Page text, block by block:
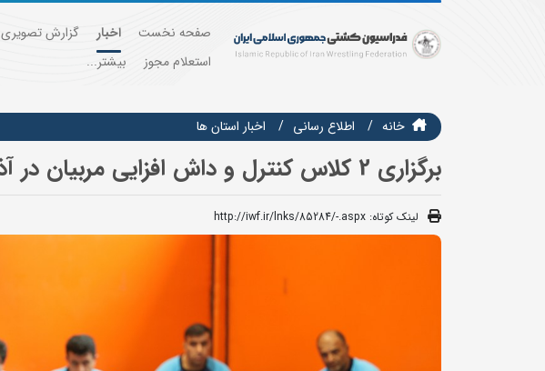
صفحه نخست اخبار گزارش تصویری
استعلام مجوز
بیشتر...
خانه اطلاع رسانی اخبار استان ها
برگزاری 2 کلاس کنترل و داش افزایی مربیان در آذربایجان غربی
لینک کوتاه: http://iwf.ir/lnks/85284/-.aspx